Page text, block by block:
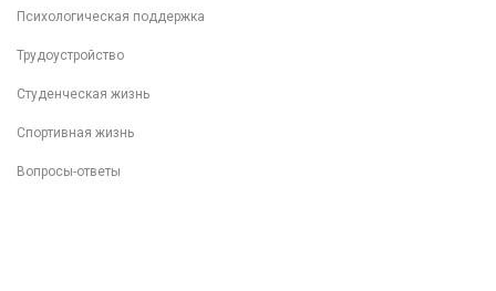
Психологическая поддержка
Трудоустройство
Студенческая жизнь
Спортивная жизнь
Вопросы-ответы